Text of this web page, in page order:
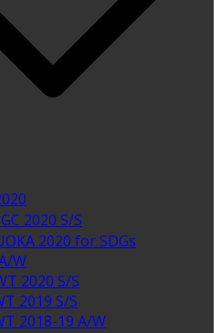
2020 S/S
2020 for SDGs
W
2020 S/S
2019 S/S
2018-19 A/W